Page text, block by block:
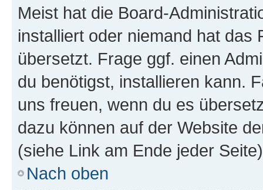
Meist hat die Board-
installiert oder niemand hat das
übersetzt. Frage ggf. einen
du benötigst, installieren kann.
uns freuen, wenn du es
dazu können auf der Website
(siehe Link am Ende jeder
Nach oben